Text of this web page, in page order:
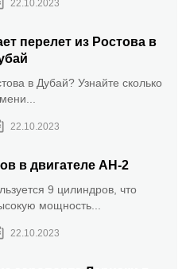
22.10.2023
перелет из Ростова в
в Дубай? Узнайте сколько
22.10.2023
в двигателе АН-2
9 цилиндров, что
мощность...
22.10.2023